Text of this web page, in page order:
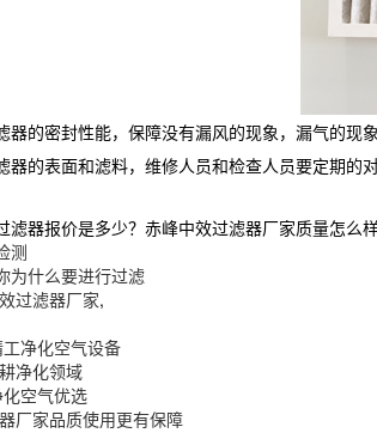
的密封性能，保障没有漏风的现象，漏气的现
器的表面和滤料，维修人员和检查人员要定期
滤器报价是多少？赤峰中效过滤器厂家质量怎
测
为什么要进行过滤
过滤器厂家,
净化空气设备
净化领域
空气优选
厂家品质使用更有保障